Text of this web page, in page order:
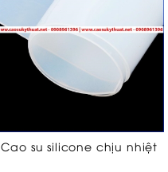
Cao su silicone chịu nhiệt